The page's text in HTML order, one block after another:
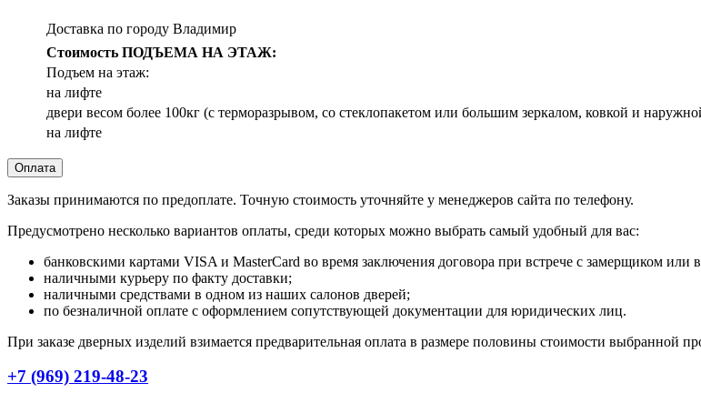
Доставка по городу Владимир
Стоимость ПОДЪЕМА НА ЭТАЖ:
Подъем на этаж:
на лифте
двери весом более 100кг (с терморазрывом, со стеклопакетом или большим зеркалом, ковкой и
на лифте
Оплата
Заказы принимаются по предоплате. Точную стоимость уточняйте у менеджеров сайта по телефону.
Предусмотрено несколько вариантов оплаты, среди которых можно выбрать самый удобный для вас:
банковскими картами VISA и MasterCard во время заключения договора при встрече с замерщиком или
наличными курьеру по факту доставки;
наличными средствами в одном из наших салонов дверей;
по безналичной оплате с оформлением сопутствующей документации для юридических лиц.
При заказе дверных изделий взимается предварительная оплата в размере половины стоимости выбранной
+7 (969) 219-48-23